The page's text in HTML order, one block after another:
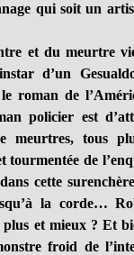
qui soit un
et du meurtre
d’un
roman de
policier est
meurtres, tous
tourmentée de
dans cette
la corde…
plus et mieux ? Et
froid de